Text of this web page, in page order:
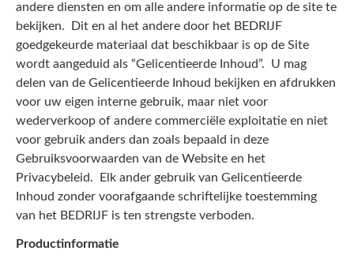
andere diensten en om alle andere informatie op de site te
bekijken. Dit en al het andere door het BEDRIJF
goedgekeurde materiaal dat beschikbaar is op de Site
wordt aangeduid als “Gelicentieerde Inhoud”. U mag
delen van de Gelicentieerde Inhoud bekijken en afdrukken
voor uw eigen interne gebruik, maar niet voor
wederverkoop of andere commerciële exploitatie en niet
voor gebruik anders dan zoals bepaald in deze
Gebruiksvoorwaarden van de Website en het
Privacybeleid. Elk ander gebruik van Gelicentieerde
Inhoud zonder voorafgaande schriftelijke toestemming
van het BEDRIJF is ten strengste verboden.
Productinformatie